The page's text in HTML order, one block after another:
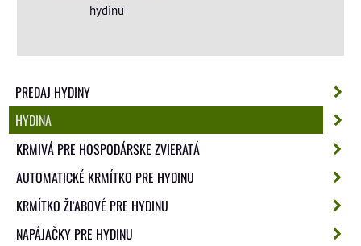
hydinu
PREDAJ HYDINY
HYDINA
KRMIVÁ PRE HOSPODÁRSKE ZVIERATÁ
AUTOMATICKÉ KRMÍTKO PRE HYDINU
KRMÍTKO ŽĽABOVÉ PRE HYDINU
NAPÁJAČKY PRE HYDINU